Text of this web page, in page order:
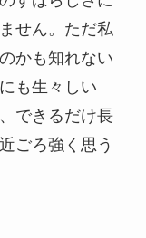
せん。ただ私
かも知れない
も生々しい
できるだけ長
ごろ強く思う